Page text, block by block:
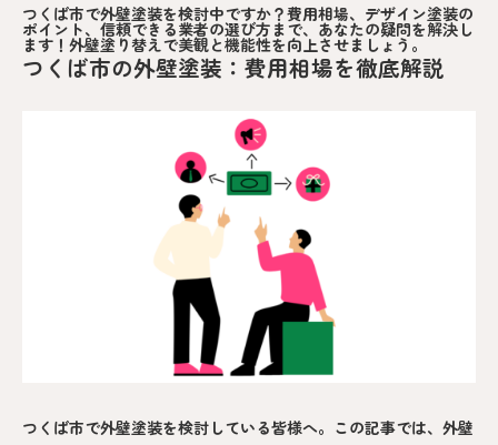
つくば市で外壁塗装を検討中ですか？費用相場、デザイン塗装の
ポイント、信頼できる業者の選び方まで、あなたの疑問を解決し
ます！外壁塗り替えで美観と機能性を向上させましょう。
つくば市の外壁塗装：費用相場を徹底解説
つくば市で外壁塗装を検討している皆様へ。この記事では、外壁